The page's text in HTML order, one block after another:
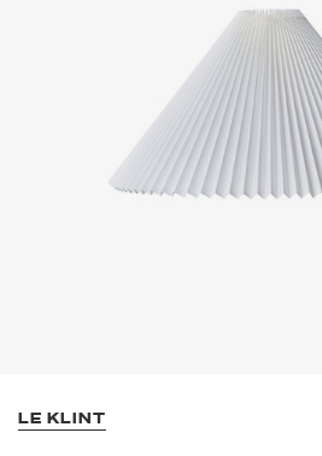
LE KLINT